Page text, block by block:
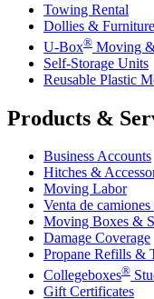
Towing Rental
Dollies &
U-Box® Moving
Self-Storage Units
Reusable Plastic
Products &
Business Accounts
Hitches &
Moving Labor
Venta de camiones
Moving Boxes &
Damage Coverage
Propane Refills &
Collegeboxes®
Gift Certificates